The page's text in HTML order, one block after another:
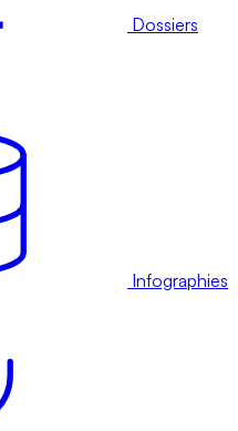
Dossiers
Infographies